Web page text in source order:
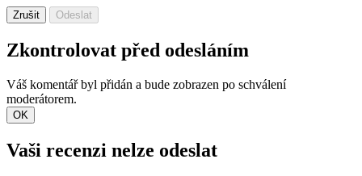
Zrušit Odeslat
Zkontrolovat před odesláním
Váš komentář byl přidán a bude zobrazen po schválení
moderátorem.
OK
Vaši recenzi nelze odeslat